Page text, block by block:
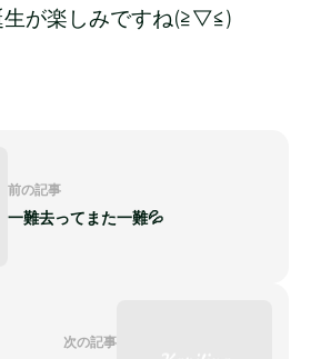
生が楽しみですね(≧▽≦)
前の記事
一難去ってまた一難💦
次の記事